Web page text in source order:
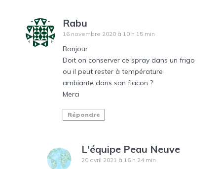
Rabu
16 novembre 2020 à 10 h 15 min
Bonjour
Doit on conserver ce spray dans un frigo
ou il peut rester à température
ambiante dans son flacon ?
Merci
Répondre
L'équipe Peau Neuve
20 avril 2021 à 16 h 24 min